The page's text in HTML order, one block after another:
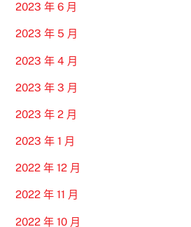
2023 年 6 月
2023 年 5 月
2023 年 4 月
2023 年 3 月
2023 年 2 月
2023 年 1 月
2022 年 12 月
2022 年 11 月
2022 年 10 月